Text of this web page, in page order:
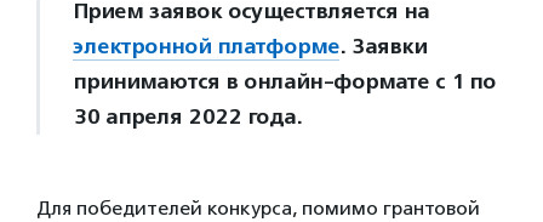
Прием заявок осуществляется на
электронной платформе. Заявки
принимаются в онлайн-формате с 1 по
30 апреля 2022 года.
Для победителей конкурса, помимо грантовой